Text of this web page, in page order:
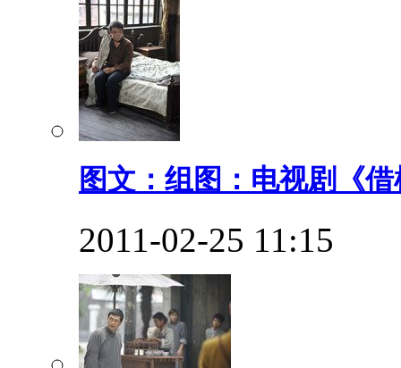
图文：组图：电视剧《
2011-02-25 11:15